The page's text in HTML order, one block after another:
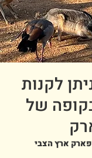
ניתן לקנות
של
פארק ארץ הצבי